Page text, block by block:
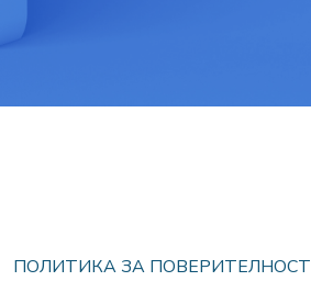
ПОЛИТИКА ЗА ПОВЕРИТЕЛНОСТ